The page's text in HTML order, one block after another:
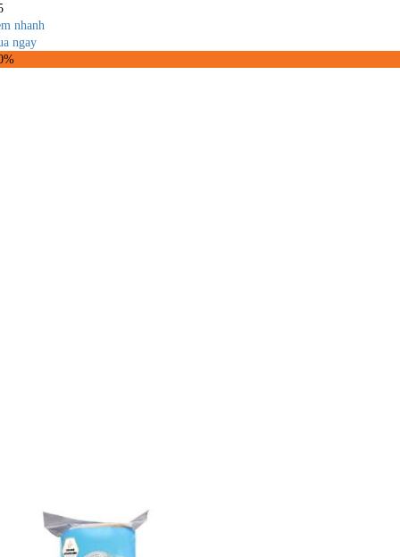
nhanh
ngay